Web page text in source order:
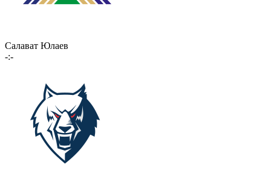
Салават Юлаев
-:-